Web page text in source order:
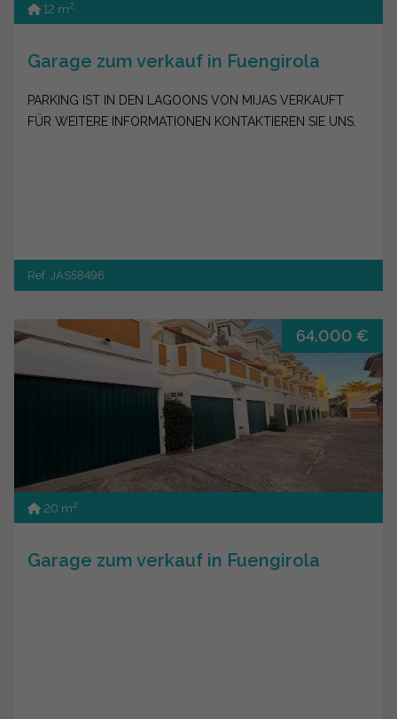
12 m2
Garage zum verkauf in Fuengirola
PARKING IST IN DEN LAGOONS VON MIJAS VERKAUFT
FÜR WEITERE INFORMATIONEN KONTAKTIEREN SIE UNS.
Ref. JAS58496
64.000 €
20 m2
Garage zum verkauf in Fuengirola